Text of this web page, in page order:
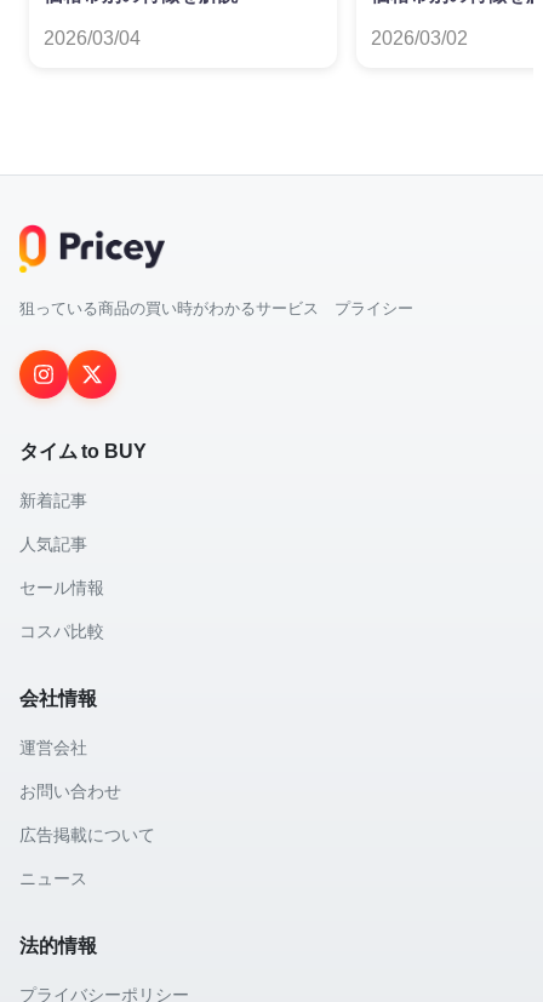
2026/03/04 2026/03/02
狙っている商品の買い時がわかるサービス プライシー
タイム to BUY
新着記事
人気記事
セール情報
コスパ比較
会社情報
運営会社
お問い合わせ
広告掲載について
ニュース
法的情報
プライバシーポリシー